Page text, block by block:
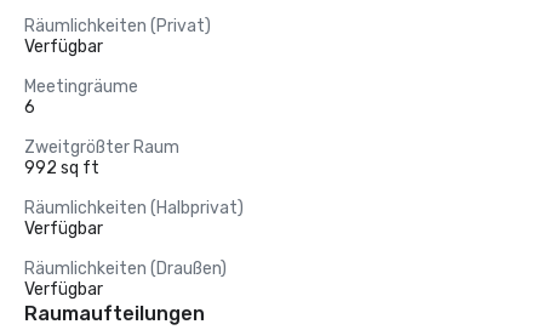
Räumlichkeiten (Privat)
Verfügbar
Meetingräume
6
Zweitgrößter Raum
992 sq ft
Räumlichkeiten (Halbprivat)
Verfügbar
Räumlichkeiten (Draußen)
Verfügbar
Raumaufteilungen